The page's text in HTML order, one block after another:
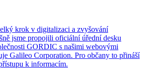
krok v digitalizaci a zvyšování
jsme propojili oficiální úřední desku
GORDIC s našimi webovými
Galileo Corporation. Pro občany to přináší
k informacím.